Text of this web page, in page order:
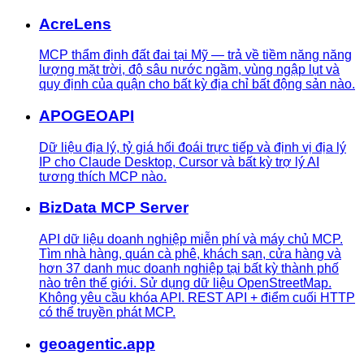
AcreLens
MCP thẩm định đất đai tại Mỹ — trả về tiềm năng năng
lượng mặt trời, độ sâu nước ngầm, vùng ngập lụt và
quy định của quận cho bất kỳ địa chỉ bất động sản nào.
APOGEOAPI
Dữ liệu địa lý, tỷ giá hối đoái trực tiếp và định vị địa lý
IP cho Claude Desktop, Cursor và bất kỳ trợ lý AI
tương thích MCP nào.
BizData MCP Server
API dữ liệu doanh nghiệp miễn phí và máy chủ MCP.
Tìm nhà hàng, quán cà phê, khách sạn, cửa hàng và
hơn 37 danh mục doanh nghiệp tại bất kỳ thành phố
nào trên thế giới. Sử dụng dữ liệu OpenStreetMap.
Không yêu cầu khóa API. REST API + điểm cuối HTTP
có thể truyền phát MCP.
geoagentic.app